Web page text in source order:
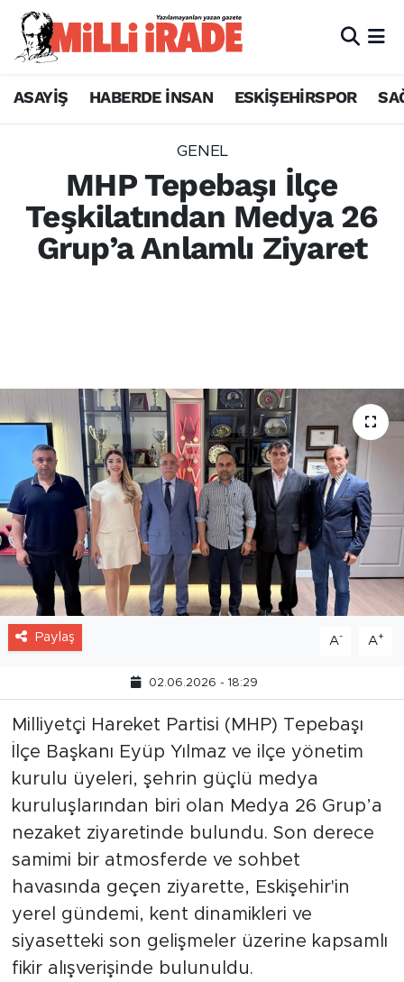
ASAYİŞ HABERDE İNSAN ESKİŞEHİRSPOR
GENEL
MHP Tepebaşı İlçe
Teşkilatından Medya 26
Grup’a Anlamlı Ziyaret
Milliyetçi Hareket Partisi (MHP) Tepebaşı
İlçe Başkanı Eyüp Yılmaz ve ilçe yönetim
kurulu üyeleri, şehrin güçlü medya
kuruluşlarından biri olan Medya 26 Grup’a
nezaket ziyaretinde bulundu. Son derece
samimi bir atmosferde ve sohbet
havasında geçen ziyarette, Eskişehir'in
yerel gündemi, kent dinamikleri ve
siyasetteki son gelişmeler üzerine kapsamlı